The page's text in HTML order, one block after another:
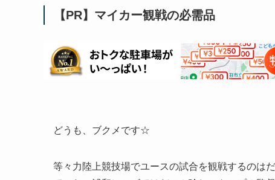
【PR】マイカー観戦の必需品
どうも、ブクメです☆
等々力陸上競技場でユースの試合を観戦するのは